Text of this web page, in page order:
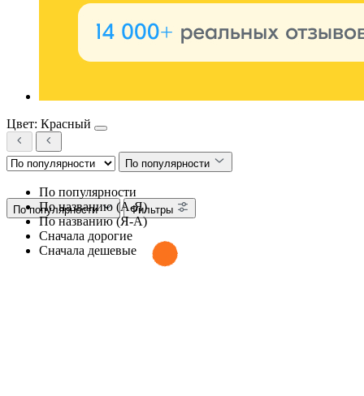
Цвет: Красный
По популярности
По популярности
По названию (А-Я)
По названию (Я-А)
Сначала дорогие
Сначала дешевые
По популярности Фильтры